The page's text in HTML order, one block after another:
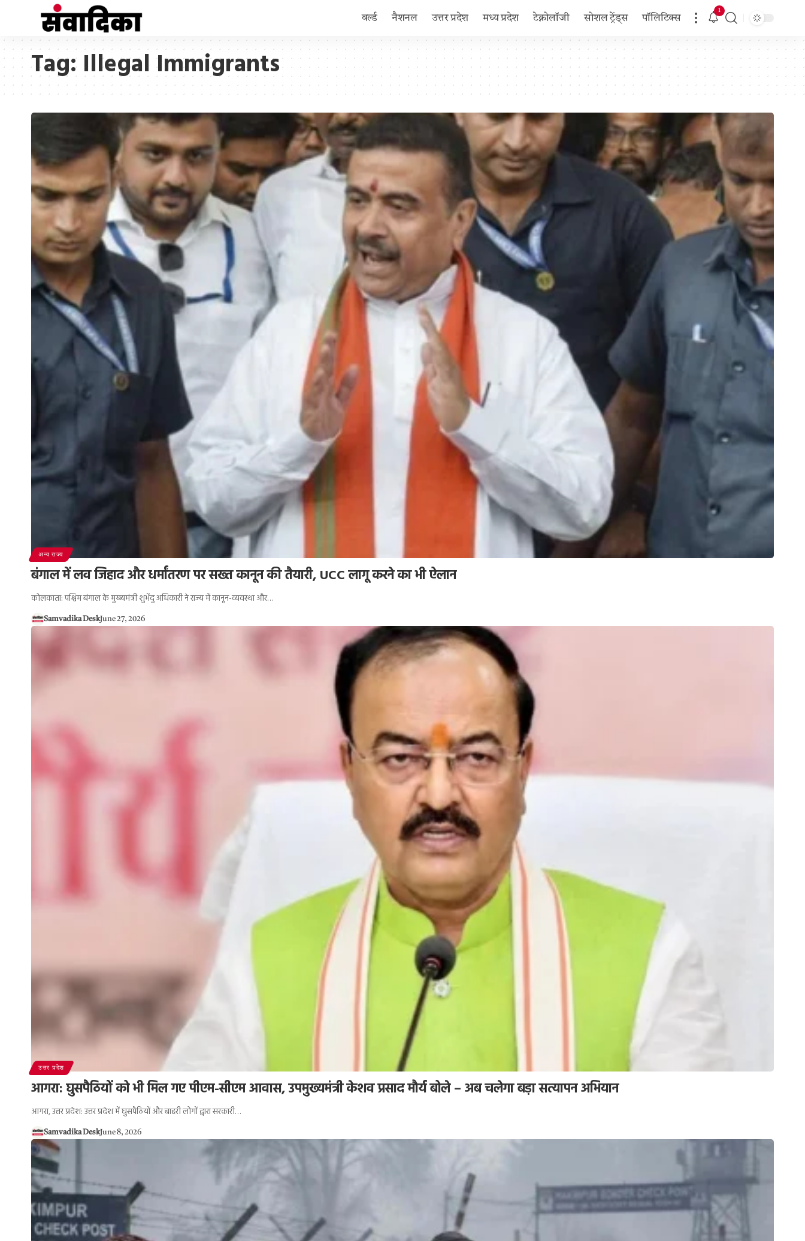
वर्ल्ड नैशनल उत्तर प्रदेश मध्य प्रदेश टेक्नोलॉजी सोशल ट्रेंड्स पॉलिटिक्स
1
Tag: Illegal Immigrants
अन्य राज्य
बंगाल में लव जिहाद और धर्मांतरण पर सख्त कानून की तैयारी, UCC लागू करने का भी ऐलान
कोलकाता: पश्चिम बंगाल के मुख्यमंत्री शुभेंदु अधिकारी ने राज्य में कानून-व्यवस्था और…
Samvadika DeskJune 27, 2026
उत्तर प्रदेश
आगरा: घुसपैठियों को भी मिल गए पीएम-सीएम आवास, उपमुख्यमंत्री केशव प्रसाद मौर्य बोले – अब चलेगा बड़ा सत्यापन अभियान
आगरा, उत्तर प्रदेश: उत्तर प्रदेश में घुसपैठियों और बाहरी लोगों द्वारा सरकारी…
Samvadika DeskJune 8, 2026